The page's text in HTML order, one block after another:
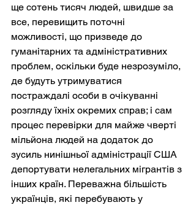
ще сотень тисяч людей, швидше за
все, перевищить поточні
можливості, що призведе до
гуманітарних та адміністративних
проблем, оскільки буде незрозуміло,
де будуть утримуватися
постраждалі особи в очікуванні
розгляду їхніх окремих справ; і сам
процес перевірки для майже чверті
мільйона людей на додаток до
зусиль нинішньої адміністрації США
депортувати нелегальних мігрантів з
інших країн. Переважна більшість
українців, які перебувають у